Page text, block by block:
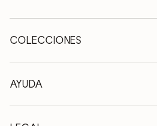
COLECCIONES
Mesas de madera
Mesas extensibles
Sillas de madera
AYUDA
Quiénes somos